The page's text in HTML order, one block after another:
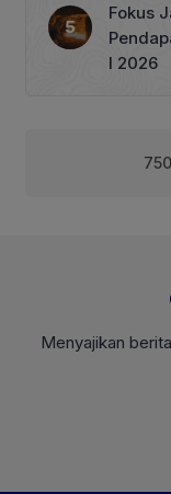
Fokus
I 2026
Menyajikan